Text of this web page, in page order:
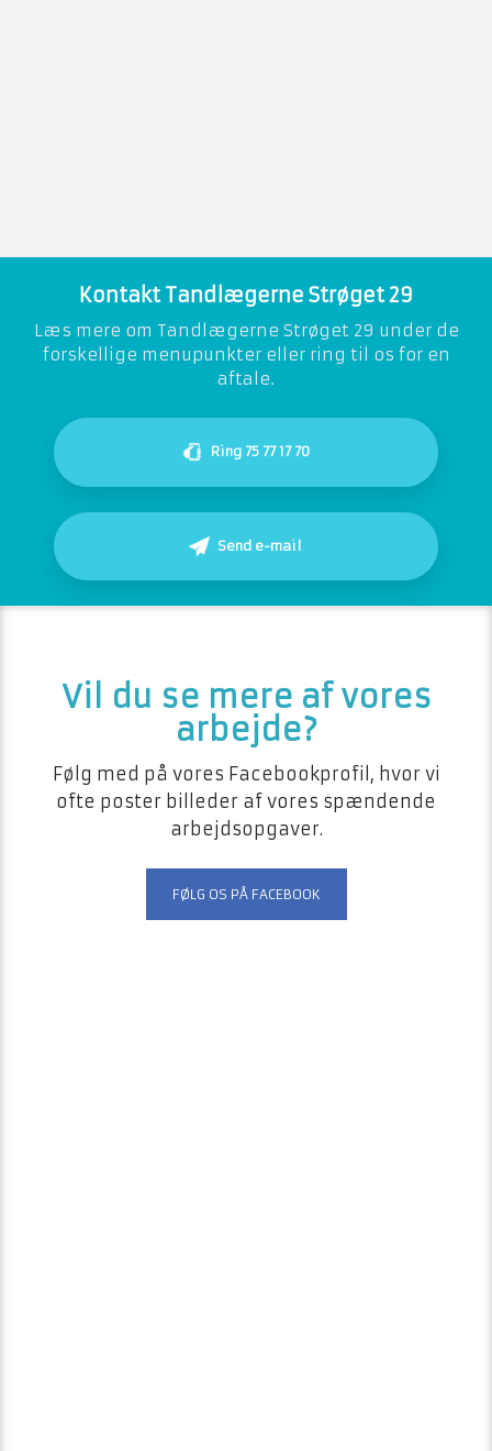
Kontakt Tandlægerne Strøget 29
​Læs mere om Tandlægerne Strøget 29 under de
forskellige menupunkter eller ring til os for en
aftale.​​
Ring 75 77 17 70
Send e-mail
​​Vil du se mere af vores
arbejde?
Følg med på vores Facebookprofil, hvor vi
ofte poster billeder af vores spændende
arbejdsopgaver.
FØLG OS PÅ FACEBOOK​